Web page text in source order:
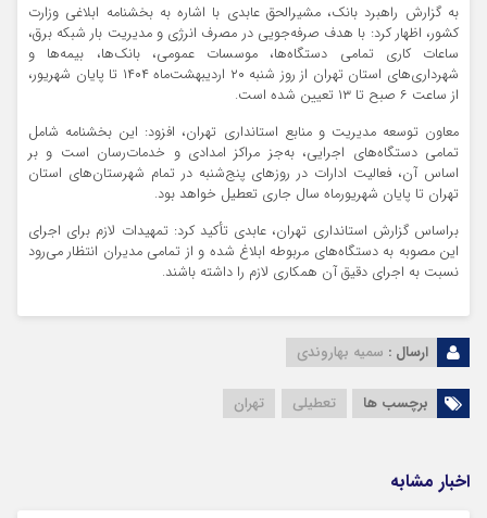
به گزارش راهبرد بانک، مشیرالحق عابدی با اشاره به بخشنامه ابلاغی وزارت
کشور، اظهار کرد: با هدف صرفه‌جویی در مصرف انرژی و مدیریت بار شبکه برق،
ساعات کاری تمامی دستگاه‌ها، موسسات عمومی، بانک‌ها، بیمه‌ها و
شهرداری‌های استان تهران از روز شنبه ۲۰ اردیبهشت‌ماه ۱۴۰۴ تا پایان شهریور،
از ساعت ۶ صبح تا ۱۳ تعیین شده است.
معاون توسعه مدیریت و منابع استانداری تهران، افزود: این بخشنامه شامل
تمامی دستگاه‌های اجرایی، به‌جز مراکز امدادی و خدمات‌رسان است و بر
اساس آن، فعالیت ادارات در روزهای پنج‌شنبه در تمام شهرستان‌های استان
تهران تا پایان شهریورماه سال جاری تعطیل خواهد بود.
براساس گزارش استانداری تهران، عابدی تأکید کرد: تمهیدات لازم برای اجرای
این مصوبه به دستگاه‌های مربوطه ابلاغ شده و از تمامی مدیران انتظار می‌رود
نسبت به اجرای دقیق آن همکاری لازم را داشته باشند.
ارسال : سمیه بهاروندی
برچسب ها تعطیلی تهران
اخبار مشابه